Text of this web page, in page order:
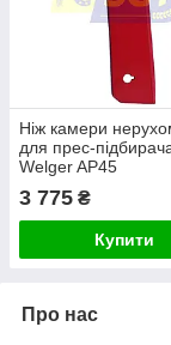
Ніж камери
для прес-
Welger AP45
3 775 ₴
Купити
Про нас